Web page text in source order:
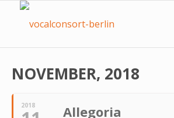
NOVEMBER, 2018
2018 Allegoria